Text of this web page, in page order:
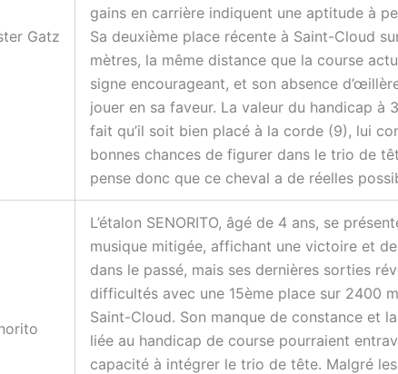
Gatz
gains en carrière indiquent une aptitude à
Sa deuxième place récente à Saint-Cloud
mètres, la même distance que la course
signe encourageant, et son absence
jouer en sa faveur. La valeur du handicap à
fait qu’il soit bien placé à la corde (9), lui
bonnes chances de figurer dans le trio de
pense donc que ce cheval a de réelles
L’étalon SENORITO, âgé de 4 ans, se
musique mitigée, affichant une victoire et
dans le passé, mais ses dernières sorties
difficultés avec une 15ème place sur 2400
Saint-Cloud. Son manque de constance et
liée au handicap de course pourraient
capacité à intégrer le trio de tête. Malgré